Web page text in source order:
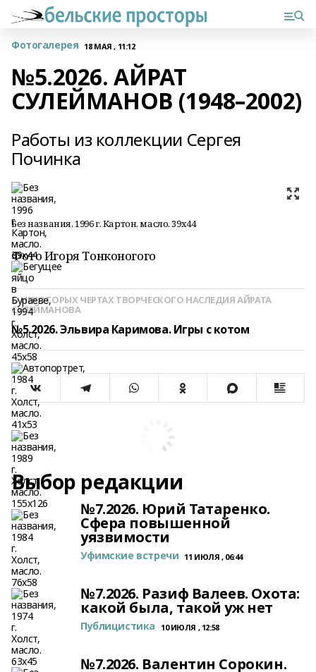
Фотогалерея 18 МАЯ , 11:12
№5.2026. АЙРАТ
СУЛЕЙМАНОВ (1948–2002)
Работы из коллекции Сергея
Починка
Без названия, 1996 г. Картон, масло. 39х44
Фото Игоря Тонконогого
О НЕКОТОРЫХ ЧЕРТАХ ТВОРЧЕСКОГО НАСЛЕДИЯ АЙРАТА
СУЛЕЙМАНОВА
№5.2026. Эльвира Каримова. Игры с котом
Выбор редакции
№7.2026. Юрий Татаренко.
Сфера повышенной
уязвимости
Уфимские встречи 11 ИЮЛЯ , 06:44
№7.2026. Разиф Валеев. Охота:
какой была, такой уж нет
Публицистика 10 ИЮЛЯ , 12:58
№7.2026. Валентин Сорокин.